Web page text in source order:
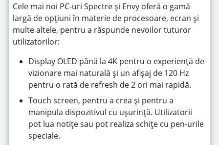
Cele mai noi PC-uri Spectre și Envy oferă o gamă
largă de opțiuni în materie de procesoare, ecran și
multe altele, pentru a răspunde nevoilor tuturor
utilizatorilor:
Display OLED până la 4K pentru o experiență de
vizionare mai naturală și un afișaj de 120 Hz
pentru o rată de refresh de 2 ori mai rapidă.
Touch screen, pentru a crea și pentru a
manipula dispozitivul cu ușurință. Utilizatorii
pot lua notițe sau pot realiza schițe cu pen-urile
speciale.